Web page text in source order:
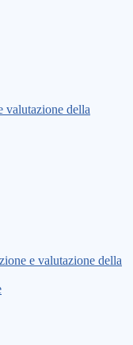
valutazione della
e valutazione della